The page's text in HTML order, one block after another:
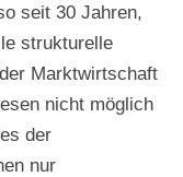
seit 30 Jahren,
strukturelle
Marktwirtschaft
nicht möglich
der
nur